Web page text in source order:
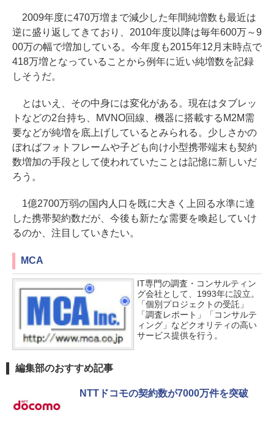
2009年度に470万増まで減少した年間純増数も最近は
逆に盛り返してきており、2010年度以降は毎年600万～9
00万の幅で増加している。今年度も2015年12月末時点で
418万増となっていることから例年に近い純増数を記録
しそうだ。
とはいえ、その中身には変化がある。現在はタブレッ
トなどの2台持ち、MVNO回線、機器に搭載するM2M需
要などが純増を底上げしているとみられる。少しさかの
ぼればフォトフレームや子ども向け小型携帯端末も契約
数増加の手段として使われていたことは記憶に新しいだ
ろう。
1億2700万弱の国内人口を既に大きく上回る水準に達
した携帯契約数だが、今後も新たな需要を喚起していけ
るのか、注目していきたい。
MCA
IT専門の調査・コンサルティン
グ会社として、1993年に設立。
「個別プロジェクトの受託」
「調査レポート」「コンサルテ
ィング」などクオリティの高い
サービス提供を行う。
編集部のおすすめ記事
NTTドコモの契約数が7000万件を突破